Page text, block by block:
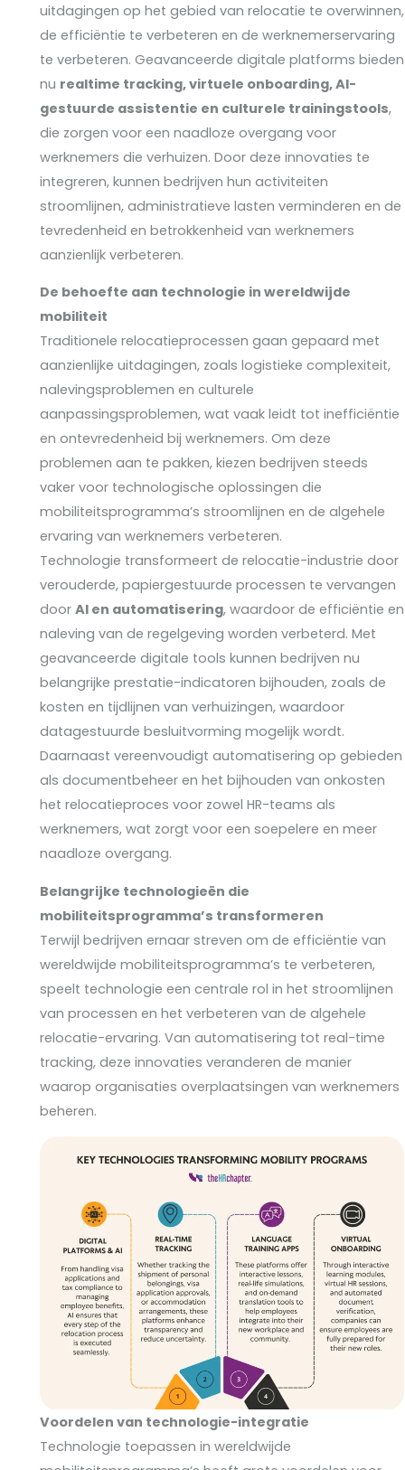
uitdagingen op het gebied van relocatie te overwinnen,
de efficiëntie te verbeteren en de werknemerservaring
te verbeteren. Geavanceerde digitale platforms bieden
nu realtime tracking, virtuele onboarding, AI-
gestuurde assistentie en culturele trainingstools,
die zorgen voor een naadloze overgang voor
werknemers die verhuizen. Door deze innovaties te
integreren, kunnen bedrijven hun activiteiten
stroomlijnen, administratieve lasten verminderen en de
tevredenheid en betrokkenheid van werknemers
aanzienlijk verbeteren.
De behoefte aan technologie in wereldwijde
mobiliteit
Traditionele relocatieprocessen gaan gepaard met
aanzienlijke uitdagingen, zoals logistieke complexiteit,
nalevingsproblemen en culturele
aanpassingsproblemen, wat vaak leidt tot inefficiëntie
en ontevredenheid bij werknemers. Om deze
problemen aan te pakken, kiezen bedrijven steeds
vaker voor technologische oplossingen die
mobiliteitsprogramma’s stroomlijnen en de algehele
ervaring van werknemers verbeteren.
Technologie transformeert de relocatie-industrie door
verouderde, papiergestuurde processen te vervangen
doorAI en automatisering, waardoor de efficiëntie en
naleving van de regelgeving worden verbeterd. Met
geavanceerde digitale tools kunnen bedrijven nu
belangrijke prestatie-indicatoren bijhouden, zoals de
kosten en tijdlijnen van verhuizingen, waardoor
datagestuurde besluitvorming mogelijk wordt.
Daarnaast vereenvoudigt automatisering op gebieden
als documentbeheer en het bijhouden van onkosten
het relocatieproces voor zowel HR-teams als
werknemers, wat zorgt voor een soepelere en meer
naadloze overgang.
Belangrijke technologieën die
mobiliteitsprogramma’s transformeren
Terwijl bedrijven ernaar streven om de efficiëntie van
wereldwijde mobiliteitsprogramma’s te verbeteren,
speelt technologie een centrale rol in het stroomlijnen
van processen en het verbeteren van de algehele
relocatie-ervaring. Van automatisering tot real-time
tracking, deze innovaties veranderen de manier
waarop organisaties overplaatsingen van werknemers
beheren.
Voordelen van technologie-integratie
Technologie toepassen in wereldwijde